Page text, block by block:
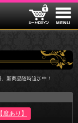
新商品随時追加中！
度あり】